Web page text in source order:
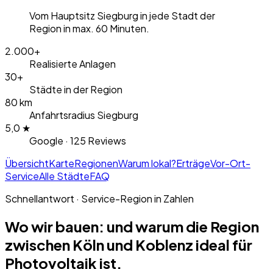
Vom Hauptsitz Siegburg in jede Stadt der
Region in max. 60 Minuten.
2.000+
Realisierte Anlagen
30+
Städte in der Region
80 km
Anfahrtsradius Siegburg
5,0 ★
Google · 125 Reviews
ÜbersichtKarteRegionenWarum lokal?ErträgeVor-Ort-
ServiceAlle StädteFAQ
Schnellantwort · Service-Region in Zahlen
Wo wir bauen: und warum die Region
zwischen Köln und Koblenz ideal für
Photovoltaik ist.